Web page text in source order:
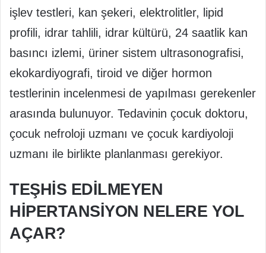
işlev testleri, kan şekeri, elektrolitler, lipid
profili, idrar tahlili, idrar kültürü, 24 saatlik kan
basıncı izlemi, üriner sistem ultrasonografisi,
ekokardiyografi, tiroid ve diğer hormon
testlerinin incelenmesi de yapılması gerekenler
arasında bulunuyor. Tedavinin çocuk doktoru,
çocuk nefroloji uzmanı ve çocuk kardiyoloji
uzmanı ile birlikte planlanması gerekiyor.
TEŞHİS EDİLMEYEN
HİPERTANSİYON NELERE YOL
AÇAR?